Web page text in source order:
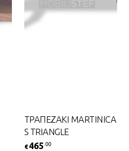
ΤΡΑΠΕΖΑΚΙ MARTINICA
S TRIANGLE
€ 465 .00